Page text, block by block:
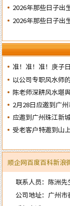
2026年那些日子出
2026年那些日子出
准！准！准！庚子
以公司专职风水师
周年庆典
陈老师深耕风水堪
2月28日应邀到广
应邀到广州珠江新
受老客户特邀到山
顺企网百度百科新浪
联系人员：陈洲先
公司地址：广州市